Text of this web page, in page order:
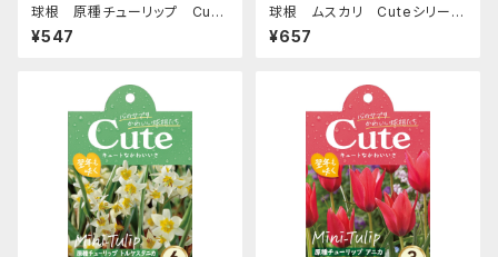
球根 原種チューリップ Cute
シリーズ 【フェンナ】are [サイ
ズ: 4球入り]
¥547
球根 ムスカリ Cuteシリーズ
【ピンクサンライズ】are [サイズ:
3球入り]
¥657